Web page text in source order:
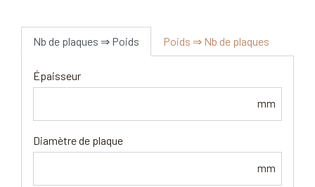
Nb de plaques ⇒ Poids Poids ⇒ Nb de plaques
Épaisseur
mm
Diamètre de plaque
mm